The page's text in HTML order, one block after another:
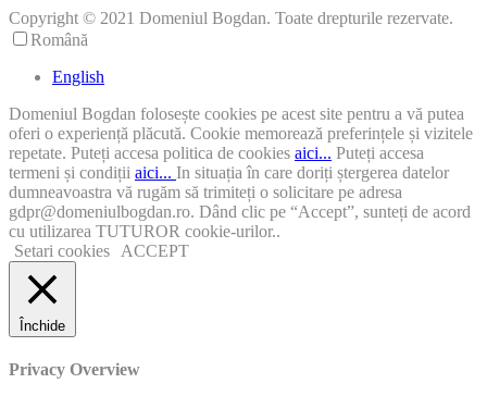
Copyright © 2021 Domeniul Bogdan. Toate drepturile rezervate.
Română
English
Domeniul Bogdan folosește cookies pe acest site pentru a vă putea
oferi o experiență plăcută. Cookie memorează preferințele și vizitele
repetate. Puteți accesa politica de cookies aici... Puteți accesa
termeni și condiții aici... In situația în care doriți ștergerea datelor
dumneavoastra vă rugăm să trimiteți o solicitare pe adresa
gdpr@domeniulbogdan.ro. Dând clic pe “Accept”, sunteți de acord
cu utilizarea TUTUROR cookie-urilor..
Setari cookies
ACCEPT
Închide
Privacy Overview